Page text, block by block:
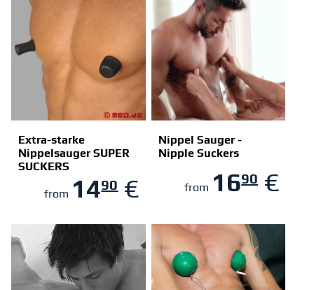
Extra-starke
Nippelsauger SUPER
SUCKERS
from 1490€
ZUM SHOP
Nippel Sauger -
Nipple Suckers
from 1690€